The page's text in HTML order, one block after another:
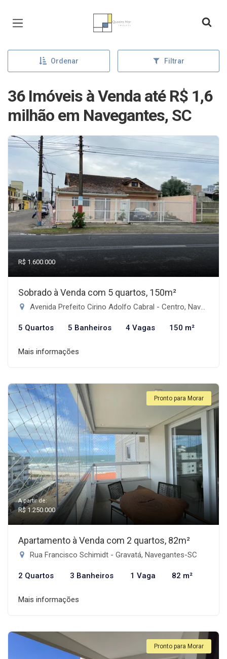
Página inicial
Ordenar Filtrar
36 Imóveis à Venda até R$ 1,6
milhão em Navegantes, SC
R$ 1.600.000
Sobrado à Venda com 5 quartos, 150m²
Avenida Prefeito Cirino Adolfo Cabral - Centro, Navegantes-SC
5 Quartos 5 Banheiros 4 Vagas 150 m²
Mais informações
Pronto para Morar
A partir de:
R$ 1.250.000
Apartamento à Venda com 2 quartos, 82m²
Rua Francisco Schimidt - Gravatá, Navegantes-SC
2 Quartos 3 Banheiros 1 Vaga 82 m²
Mais informações
Pronto para Morar